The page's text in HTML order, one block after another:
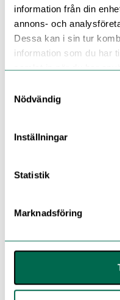
information från din
annons- och
Dessa kan i sin tur
information som du har
samlat in när du har
Nödvändig
Inställningar
Statistik
Marknadsföring
Se
9954